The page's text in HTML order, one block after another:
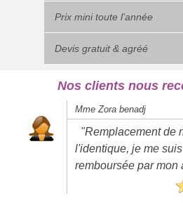
Prix mini toute l'année
Devis gratuit & agréé
Nos clients nous
Mme Zora benadj
"Remplacement de
l'identique, je me
remboursée par mon